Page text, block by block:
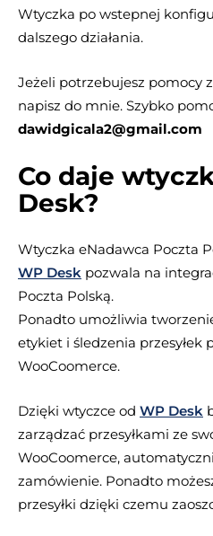
Wtyczka po wstepnej
dalszego działania.
Jeżeli potrzebujesz pomocy
napisz do mnie. Szybko
dawidgicala2@gmail.com
Co daje
Desk?
Wtyczka eNadawca Poczta
WP Desk pozwala na
Poczta Polską.
Ponadto umożliwia
etykiet i śledzenia przesyłek
WooCoomerce.
Dzięki wtyczce od WP Desk
zarządzać przesyłkami ze
WooCoomerce,
zamówienie. Ponadto
przesyłki dzięki czemu